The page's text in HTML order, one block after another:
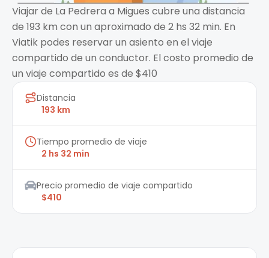
Viajar de La Pedrera a Migues cubre una distancia
de 193 km con un aproximado de 2 hs 32 min. En
Viatik podes reservar un asiento en el viaje
compartido de un conductor. El costo promedio de
un viaje compartido es de $410
Distancia
193 km
Tiempo promedio de viaje
2 hs 32 min
Precio promedio de viaje compartido
$410